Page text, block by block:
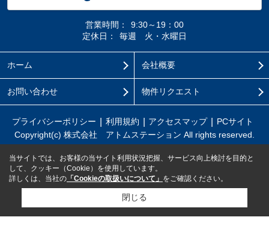
営業時間：
9:30～19：00
定休日：
毎週 火・水曜日
ホーム 会社概要
お問い合わせ 物件リクエスト
プライバシーポリシー 利用規約 アクセスマップ
PCサイト
Copyright(c) 株式会社 アトムステーション All rights reserved.
当サイトでは、お客様の当サイト利用状況把握、サービス向上検討を目的と
して、クッキー（Cookie）を使用しています。
詳しくは、当社の 「Cookieの取扱いについて」 をご確認ください。
閉じる